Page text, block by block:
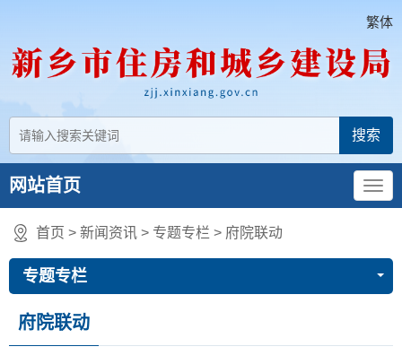
繁体
网站首页
首页 > 新闻资讯 > 专题专栏 > 府院联动
专题专栏
府院联动